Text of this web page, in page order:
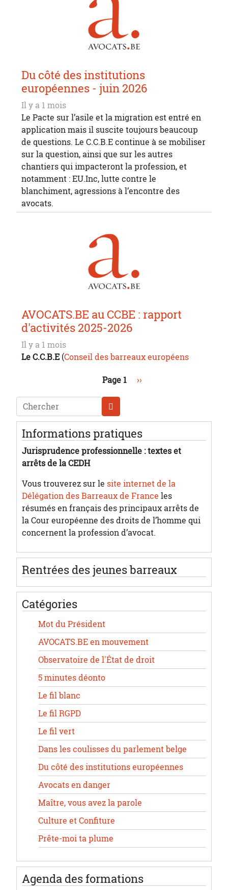
Du côté des institutions
européennes - juin 2026
Il y a 1 mois
Le Pacte sur l’asile et la migration est entré en
application mais il suscite toujours beaucoup
de questions. Le C.C.B.E continue à se mobiliser
sur la question, ainsi que sur les autres
chantiers qui impacteront la profession, et
notamment : EU.Inc, lutte contre le
blanchiment, agressions à l’encontre des
avocats.
AVOCATS.BE au CCBE : rapport
d'activités 2025-2026
Il y a 1 mois
Le C.C.B.E (Conseil des barreaux européens
Page 1 Page suivante
››
Chercher
Informations pratiques
Jurisprudence professionnelle : textes et
arrêts de la CEDH
Vous trouverez sur le site internet de la
Délégation des Barreaux de France les
résumés en français des principaux arrêts de
la Cour européenne des droits de l’homme qui
concernent la profession d’avocat.
Rentrées des jeunes barreaux
Catégories
Mot du Président
AVOCATS.BE en mouvement
Observatoire de l'État de droit
5 minutes déonto
Le fil blanc
Le fil RGPD
Le fil vert
Dans les coulisses du parlement belge
Du côté des institutions européennes
Avocats en danger
Maître, vous avez la parole
Culture et Confiture
Prête-moi ta plume
Agenda des formations